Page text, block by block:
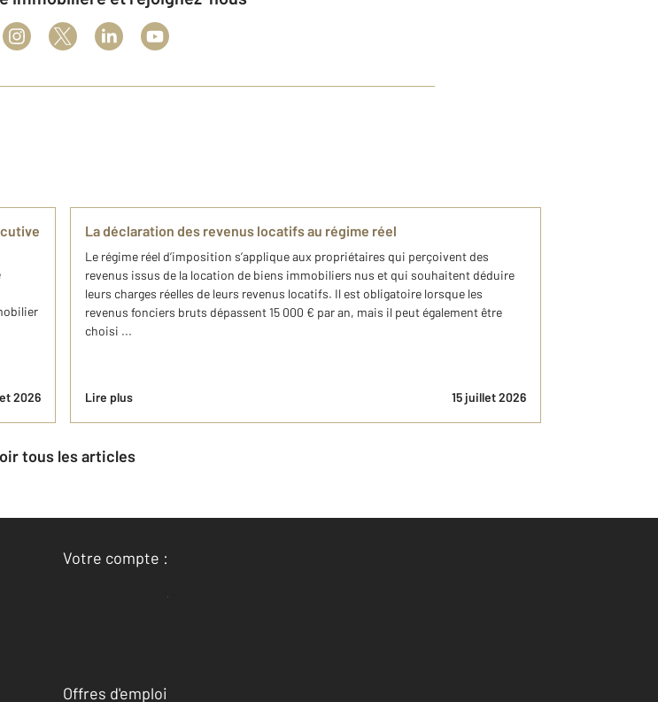
2026
La déclaration des revenus locatifs au régime réel
Le régime réel d’imposition s’applique aux propriétaires qui perçoivent des
revenus issus de la location de biens immobiliers nus et qui souhaitent déduire
leurs charges réelles de leurs revenus locatifs. Il est obligatoire lorsque les
revenus fonciers bruts dépassent 15 000 € par an, mais il peut également être
choisi ...
Lire plus 15 juillet 2026
Voir tous les articles
Votre compte :
Accéder à mon compte
Offres d'emploi